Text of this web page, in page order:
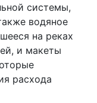
системы,
водяное
на реках
и макеты
расхода